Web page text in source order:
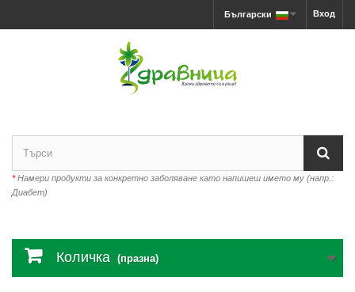
Вход
Български
*Намери продукти за конкретно заболяване като напишеш името му (напр.:
Диабет)
Количка (празна)